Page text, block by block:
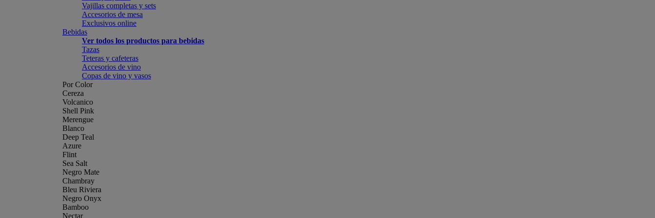
Vajillas completas y sets
Accesorios de mesa
Exclusivos online
Bebidas
Ver todos los productos para bebidas
Tazas
Teteras y cafeteras
Accesorios de vino
Copas de vino y vasos
Por Color
Cereza
Volcanico
Shell Pink
Merengue
Blanco
Deep Teal
Azure
Flint
Sea Salt
Negro Mate
Chambray
Bleu Riviera
Negro Onyx
Bamboo
Nectar